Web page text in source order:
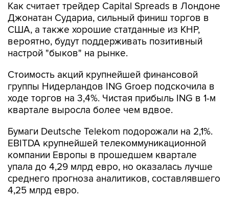
Как считает трейдер Capital Spreads в Лондоне
Джонатан Судариа, сильный финиш торгов в
США, а также хорошие статданные из КНР,
вероятно, будут поддерживать позитивный
настрой "быков" на рынке.
Стоимость акций крупнейшей финансовой
группы Нидерландов ING Groep подскочила в
ходе торгов на 3,4%. Чистая прибыль ING в 1-м
квартале выросла более чем вдвое.
Бумаги Deutsche Telekom подорожали на 2,1%.
EBITDA крупнейшей телекоммуникационной
компании Европы в прошедшем квартале
упала до 4,29 млрд евро, но оказалась лучше
среднего прогноза аналитиков, составлявшего
4,25 млрд евро.